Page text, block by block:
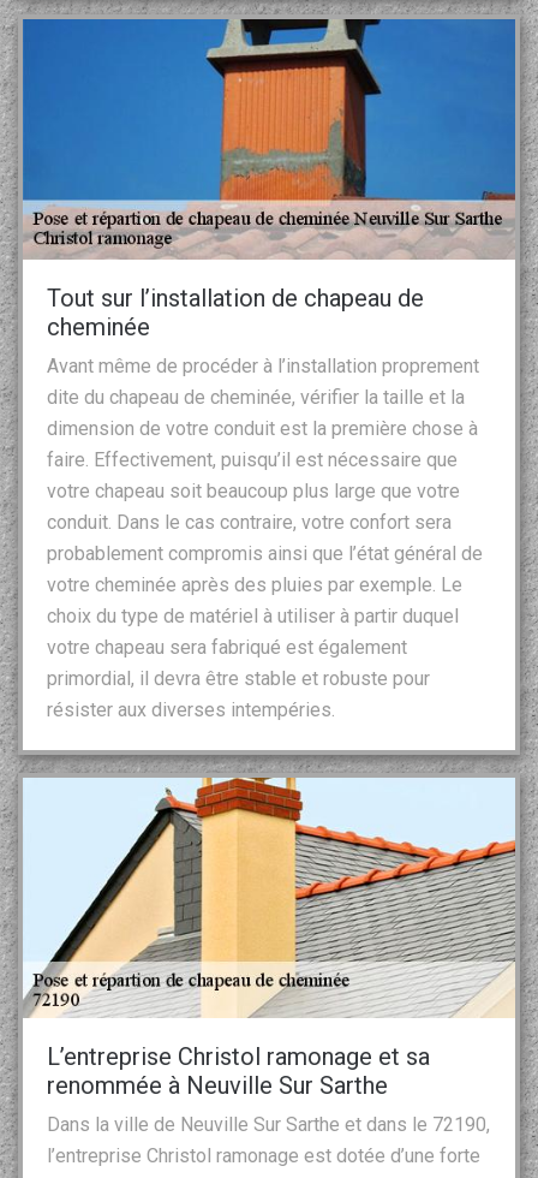
Tout sur l’installation de chapeau de
cheminée
Avant même de procéder à l’installation proprement
dite du chapeau de cheminée, vérifier la taille et la
dimension de votre conduit est la première chose à
faire. Effectivement, puisqu’il est nécessaire que
votre chapeau soit beaucoup plus large que votre
conduit. Dans le cas contraire, votre confort sera
probablement compromis ainsi que l’état général de
votre cheminée après des pluies par exemple. Le
choix du type de matériel à utiliser à partir duquel
votre chapeau sera fabriqué est également
primordial, il devra être stable et robuste pour
résister aux diverses intempéries.
L’entreprise Christol ramonage et sa
renommée à Neuville Sur Sarthe
Dans la ville de Neuville Sur Sarthe et dans le 72190,
l’entreprise Christol ramonage est dotée d’une forte